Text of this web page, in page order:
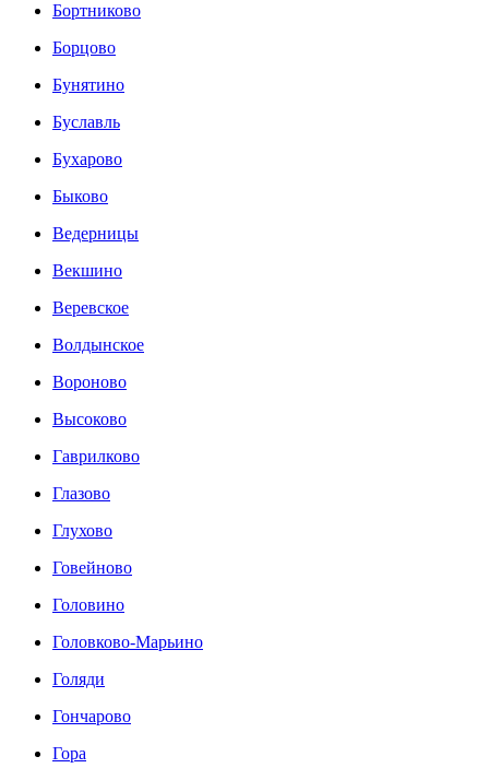
Бортниково
Борцово
Бунятино
Буславль
Бухарово
Быково
Ведерницы
Векшино
Веревское
Волдынское
Вороново
Высоково
Гаврилково
Глазово
Глухово
Говейново
Головино
Головково-Марьино
Голяди
Гончарово
Гора